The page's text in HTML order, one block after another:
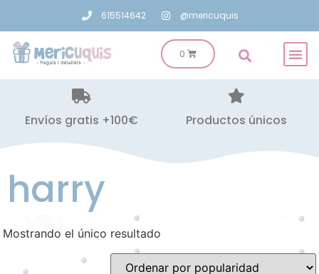
615514642 @mericuquis
Envíos gratis +100€ Productos únicos
harry
Mostrando el único resultado